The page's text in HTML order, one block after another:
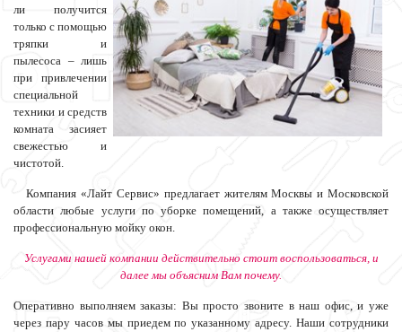
ли получится
только с помощью
тряпки и
пылесоса – лишь
при привлечении
специальной
техники и средств
комната засияет
свежестью и
чистотой.
Компания «Лайт Сервис» предлагает жителям Москвы и Московской
области любые услуги по уборке помещений, а также осуществляет
профессиональную мойку окон.
Услугами нашей компании действительно стоит воспользоваться, и
далее мы объясним Вам почему.
Оперативно выполняем заказы: Вы просто звоните в наш офис, и уже
через пару часов мы приедем по указанному адресу. Наши сотрудники